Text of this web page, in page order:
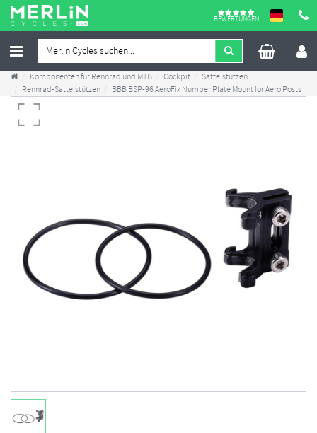
BEWERTUNGEN
Komponenten für Rennrad und MTB Cockpit
Sattelstützen
Rennrad-Sattelstützen
BBB BSP-96 AeroFix Number Plate Mount for Aero Posts